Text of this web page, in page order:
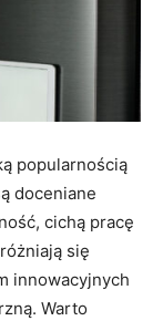
popularnością
doceniane
cichą pracę
się
innowacyjnych
Warto